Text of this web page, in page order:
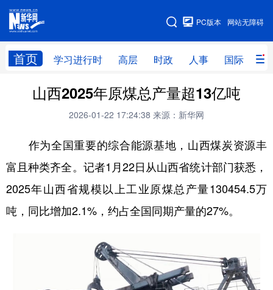
网站无障碍
PC版本
首页 学习进行时 高层 时政 人事 国际 财
网站地图
学习进行时 高层 时政 人事
财经 网评
台湾 思客智库 全球连线 教育
科技 科创 量子 体育
文化 书画 健康 军事
访谈 视频 图片 政务
中央文件
人居 信息化 数字经济
山西2025年原煤总产量超13亿吨
2026-01-22 17:24:38 来源：新华网
作为全国重要的综合能源基地，山西煤炭资源丰
富且种类齐全。记者1月22日从山西省统计部门获悉，
2025年山西省规模以上工业原煤总产量130454.5万
吨，同比增加2.1%，约占全国同期产量的27%。